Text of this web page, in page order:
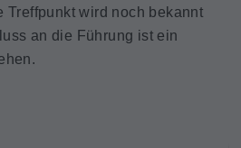
Treffpunkt wird noch bekannt
an die Führung ist ein